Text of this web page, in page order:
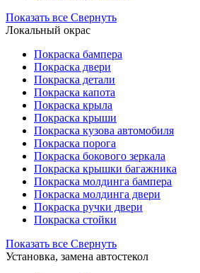
Показать все Свернуть
Локальный окрас
Покраска бампера
Покраска двери
Покраска детали
Покраска капота
Покраска крыла
Покраска крыши
Покраска кузова автомобиля
Покраска порога
Покраска бокового зеркала
Покраска крышки багажника
Покраска молдинга бампера
Покраска молдинга двери
Покраска ручки двери
Покраска стойки
Показать все Свернуть
Установка, замена автостекол